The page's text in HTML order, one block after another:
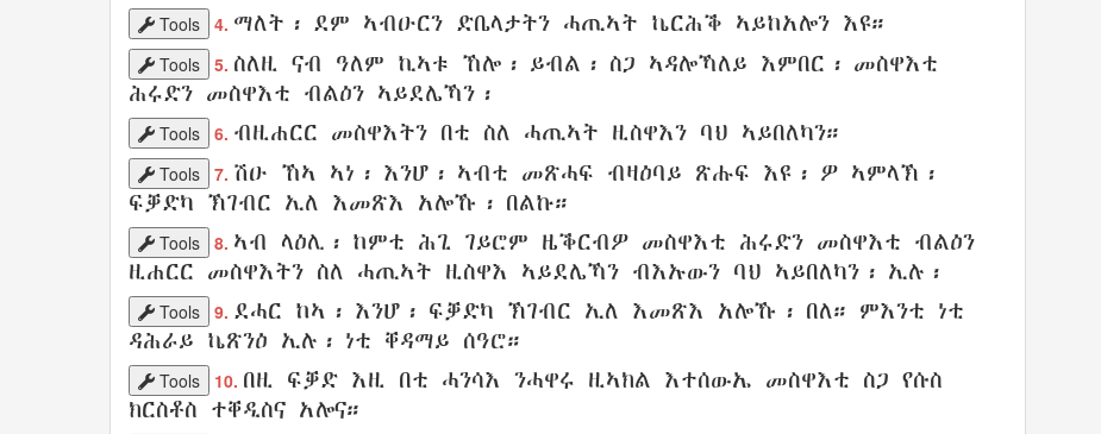
Tools 4. ማለት፡ ደም ኣብዑርን ድቤላታትን ሓጢኣት ኬርሕቕ ኣይከአሎን እዩ።
Tools 5. ስለዚ ናብ ዓለም ኪኣቱ ኸሎ፡ ይብል ፡ ስጋ ኣዳሎኻለይ እምበር፡ መስዋእቲ
ሕሩድን መስዋእቲ ብልዕን ኣይደሌኻን ፡
Tools 6. ብዚሐርር መስዋእትን በቲ ስለ ሓጢኣት ዚስዋእን ባህ ኣይበለካን።
Tools 7. ሽዑ ኸኣ ኣነ፡ እንሆ፡ ኣብቲ መጽሓፍ ብዛዕባይ ጽሑፍ እዩ፡ ዎ ኣምላኽ ፡
ፍቓድካ ኽገብር ኢለ እመጽእ አሎኹ፡ በልኩ።
Tools 8. ኣብ ላዕሊ ፡ ከምቲ ሕጊ ገይሮም ዜቕርብዎ መስዋእቲ ሕሩድን መስዋእቲ ብልዕን
ዚሐርር መስዋእትን ስለ ሓጢኣት ዚስዋእ ኣይደሌኻን ብእኡውን ባህ ኣይበለካን፡ ኢሉ ፡
Tools 9. ደሓር ከኣ፡ እንሆ፡ ፍቓድካ ኽገብር ኢለ እመጽእ አሎኹ፡ በለ። ምእንቲ ነቲ
ዳሕራይ ኬጽንዕ ኢሉ፡ ነቲ ቐዳማይ ሰዓሮ።
Tools 10. በዚ ፍቓድ እዚ በቲ ሓንሳእ ንሓዋሩ ዚኣክል እተሰውኤ መስዋእቲ ስጋ የሱስ
ክርስቶስ ተቐዲስና አሎና።